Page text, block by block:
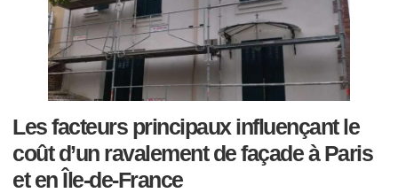
Les facteurs principaux influençant le
coût d’un ravalement de façade à Paris
et en Île-de-France